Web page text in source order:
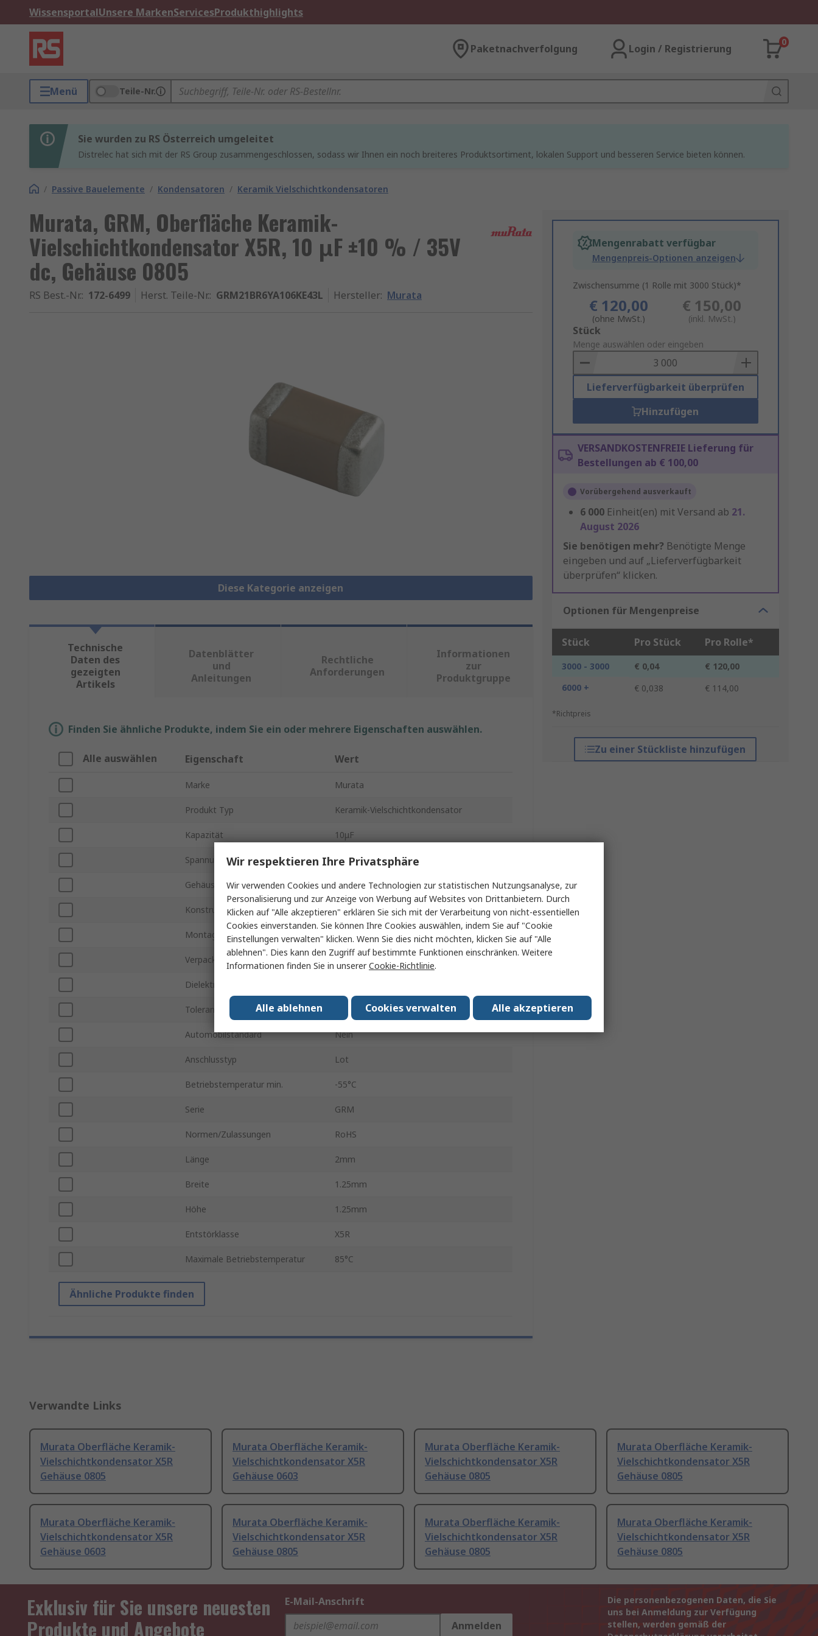
WissensportalUnsere MarkenServicesProdukthighlights
Paketnachverfolgung Login / Registrierung
0
Menü Teile-Nr.
Sie wurden zu RS Österreich umgeleitet
Distrelec hat sich mit der RS Group zusammengeschlossen, sodass wir Ihnen ein noch breiteres Produktsortiment, lokalen Support und besseren Service bieten können.
/ Passive Bauelemente / Kondensatoren / Keramik Vielschichtkondensatoren
Murata, GRM, Oberfläche Keramik-
Vielschichtkondensator X5R, 10 μF ±10 % / 35V
dc, Gehäuse 0805
RS Best.-Nr.: 172-6499 Herst. Teile-Nr.: GRM21BR6YA106KE43L Hersteller: Murata
Diese Kategorie anzeigen
Mengenrabatt verfügbar
Mengenpreis-Optionen anzeigen
Zwischensumme (1 Rolle mit 3000 Stück)*
€ 120,00
(ohne MwSt.)
€ 150,00
(inkl. MwSt.)
Add
to
Basket
Stück
Menge auswählen oder eingeben
Lieferverfügbarkeit überprüfen
Hinzufügen
VERSANDKOSTENFREIE Lieferung für
Bestellungen ab € 100,00
Vorübergehend ausverkauft
6 000 Einheit(en) mit Versand ab 21.
August 2026
Sie benötigen mehr? Benötigte Menge
eingeben und auf „Lieferverfügbarkeit
überprüfen“ klicken.
Optionen für Mengenpreise
Stück Pro Stück Pro Rolle*
3000 - 3000 € 0,04
€ 120,00
6000 +
€ 0,038 € 114,00
*Richtpreis
Zu einer Stückliste hinzufügen
Technische
Daten des
gezeigten
Artikels
Datenblätter
und
Anleitungen
Rechtliche
Anforderungen
Informationen
zur
Produktgruppe
Finden Sie ähnliche Produkte, indem Sie ein oder mehrere Eigenschaften auswählen.
Alle auswählen Eigenschaft Wert
Marke Murata
Produkt Typ Keramik-Vielschichtkondensator
Kapazität 10μF
Spannung 35V dc
Gehäusegröße 0805
Konstruktion Gestapelt
Montageart Oberfläche
Verpackungsart 180 mm Durchmesser geprägtes Band
Dielektrikum
Toleranz
Automobilstandard Nein
Anschlusstyp Lot
Betriebstemperatur min. -55°C
Serie GRM
Normen/Zulassungen RoHS
Länge 2mm
Breite 1.25mm
Höhe 1.25mm
Entstörklasse X5R
Maximale Betriebstemperatur 85°C
Ähnliche Produkte finden
Verwandte Links
Murata Oberfläche Keramik-
Vielschichtkondensator X5R
Gehäuse 0805
Murata Oberfläche Keramik-
Vielschichtkondensator X5R
Gehäuse 0603
Murata Oberfläche Keramik-
Vielschichtkondensator X5R
Gehäuse 0805
Murata Oberfläche Keramik-
Vielschichtkondensator X5R
Gehäuse 0805
Murata Oberfläche Keramik-
Vielschichtkondensator X5R
Gehäuse 0603
Murata Oberfläche Keramik-
Vielschichtkondensator X5R
Gehäuse 0805
Murata Oberfläche Keramik-
Vielschichtkondensator X5R
Gehäuse 0805
Murata Oberfläche Keramik-
Vielschichtkondensator X5R
Gehäuse 0805
Exklusiv für Sie unsere neuesten
Produkte und Angebote
E-Mail-Anschrift
Anmelden
Die personenbezogenen Daten, die Sie
uns bei Anmeldung zur Verfügung
stellen, werden gemäß der
Wir respektieren Ihre Privatsphäre
Wir verwenden Cookies und andere Technologien zur statistischen Nutzungsanalyse, zur
Personalisierung und zur Anzeige von Werbung auf Websites von Drittanbietern. Durch
Klicken auf "Alle akzeptieren" erklären Sie sich mit der Verarbeitung von nicht-essentiellen
Cookies einverstanden. Sie können Ihre Cookies auswählen, indem Sie auf "Cookie
Einstellungen verwalten" klicken. Wenn Sie dies nicht möchten, klicken Sie auf "Alle
ablehnen". Dies kann den Zugriff auf bestimmte Funktionen einschränken. Weitere
Informationen finden Sie in unsererCookie-Richtlinie.
Alle akzeptieren
Cookies verwalten
Alle ablehnen